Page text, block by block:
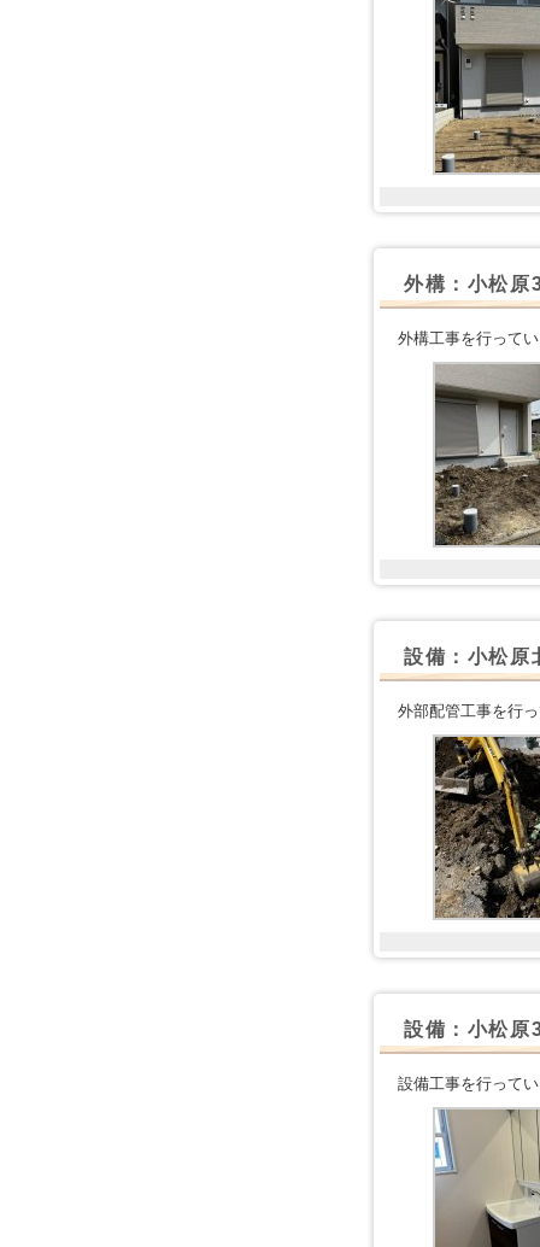
外構：小松原
外構工事を行って
設備：小松原
外部配管工事を行
設備：小松原
設備工事を行って